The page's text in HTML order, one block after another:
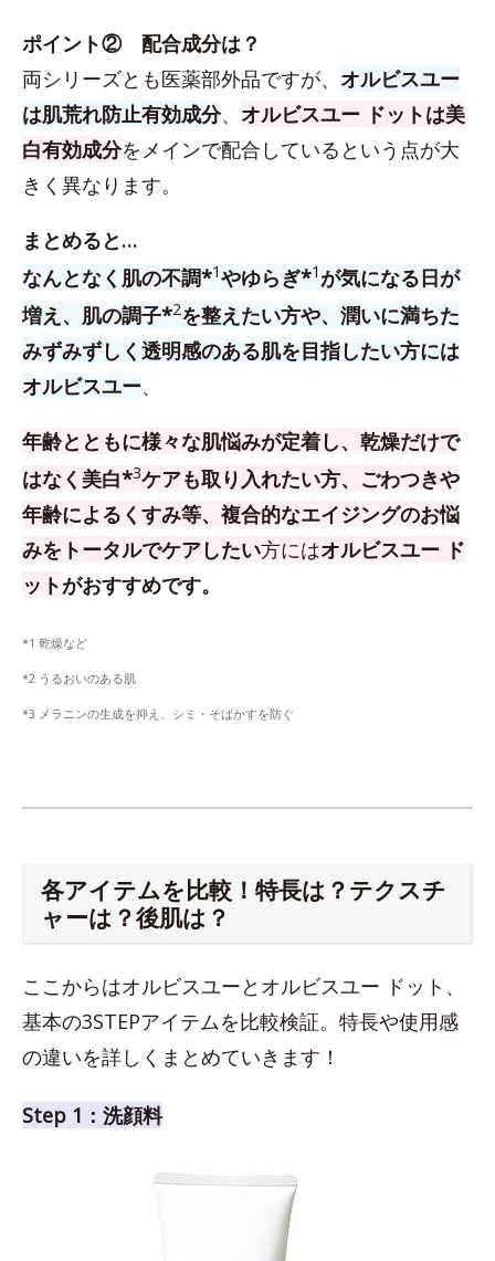
ポイント② 配合成分は？
両シリーズとも医薬部外品ですが、 オルビスユー
は肌荒れ防止有効成分、 オルビスユー ドットは美
白有効成分をメインで配合しているという点が大
きく異なります。
まとめると…
なんとなく肌の不調*1やゆらぎ*1 が気になる日が
増え、肌の調子*2を整えたい方や、潤いに満ちた
みずみずしく透明感のある肌を目指したい方には
オルビスユー、
年齢とともに様々な肌悩みが定着し、乾燥だけで
はなく美白*3ケアも取り入れたい方、 ごわつきや
年齢によるくすみ等、複合的なエイジングのお悩
みをトータルでケアしたい方にはオルビスユー ド
ットがおすすめです。
*1 乾燥など
*2 うるおいのある肌
*3 メラニンの生成を抑え、シミ・そばかすを防ぐ
各アイテムを比較！特長は？テクスチ
ャーは？後肌は？
ここからはオルビスユーとオルビスユー ドット、
基本の3STEPアイテムを比較検証。特長や使用感
の違いを詳しくまとめていきます！
Step 1：洗顔料